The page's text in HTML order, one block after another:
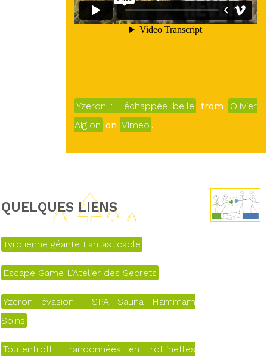
Yzeron : L'échappée belle from
Olivier
Aiglon on Vimeo .
QUELQUES LIENS
Tyrolienne géante Fantasticable
Escape Game L'Atelier des Secrets
Yzeron évasion : SPA Sauna Hammam
Soins
Toutentrott : randonnées en trottinettes